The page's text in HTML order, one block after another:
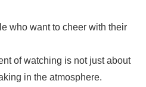
who want to cheer with their
of watching is not just about
in the atmosphere.